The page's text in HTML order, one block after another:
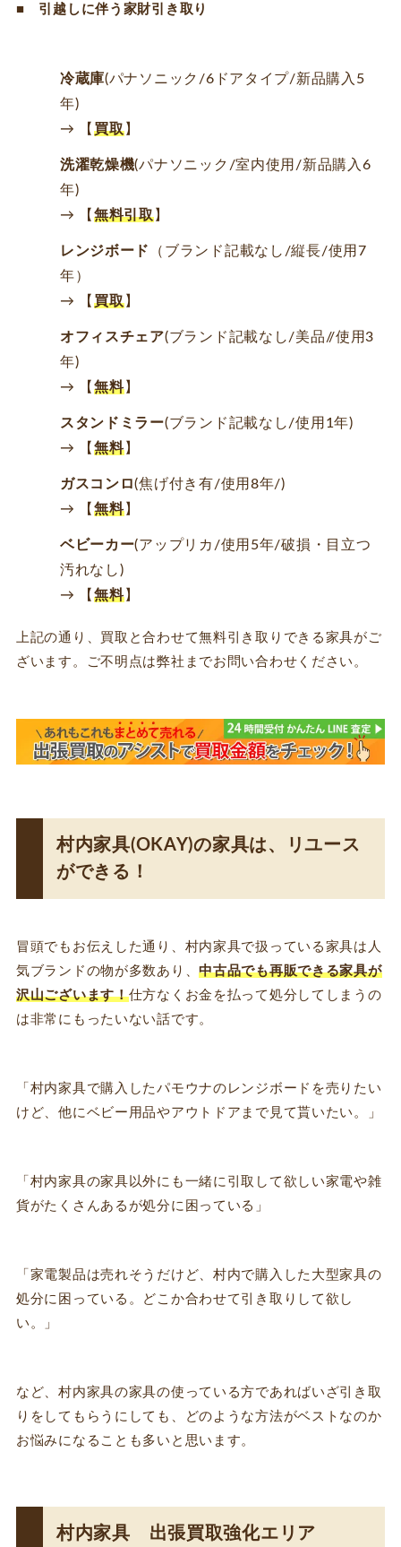
■ 引越しに伴う家財引き取り
冷蔵庫(パナソニック/6ドアタイプ/新品購入5
年)
→ 【買取】
洗濯乾燥機(パナソニック/室内使用/新品購入6
年)
→ 【無料引取】
レンジボード
（ブランド記載なし/縦長/使用7
年）
→ 【買取】
オフィスチェア(ブランド記載なし/美品//使用3
年)
→ 【無料】
スタンドミラー(ブランド記載なし/使用1年)
→ 【無料】
ガスコンロ(焦げ付き有/使用8年/)
→ 【無料】
ベビーカー(アップリカ/使用5年/破損・目立つ
汚れなし)
→ 【無料】
上記の通り、買取と合わせて無料引き取りできる家具がご
ざいます。ご不明点は弊社までお問い合わせください。
村内家具(OKAY)の家具は、リユース
ができる！
冒頭でもお伝えした通り、村内家具で扱っている家具は人
気ブランドの物が多数あり、中古品でも再販できる家具が
沢山ございます！仕方なくお金を払って処分してしまうの
は非常にもったいない話です。
「村内家具で購入したパモウナのレンジボードを売りたい
けど、他にベビー用品やアウトドアまで見て貰いたい。」
「村内家具の家具以外にも一緒に引取して欲しい家電や雑
貨がたくさんあるが処分に困っている」
「家電製品は売れそうだけど、村内で購入した大型家具の
処分に困っている。どこか合わせて引き取りして欲し
い。」
など、村内家具の家具の使っている方であればいざ引き取
りをしてもらうにしても、どのような方法がベストなのか
お悩みになることも多いと思います。
村内家具 出張買取強化エリア